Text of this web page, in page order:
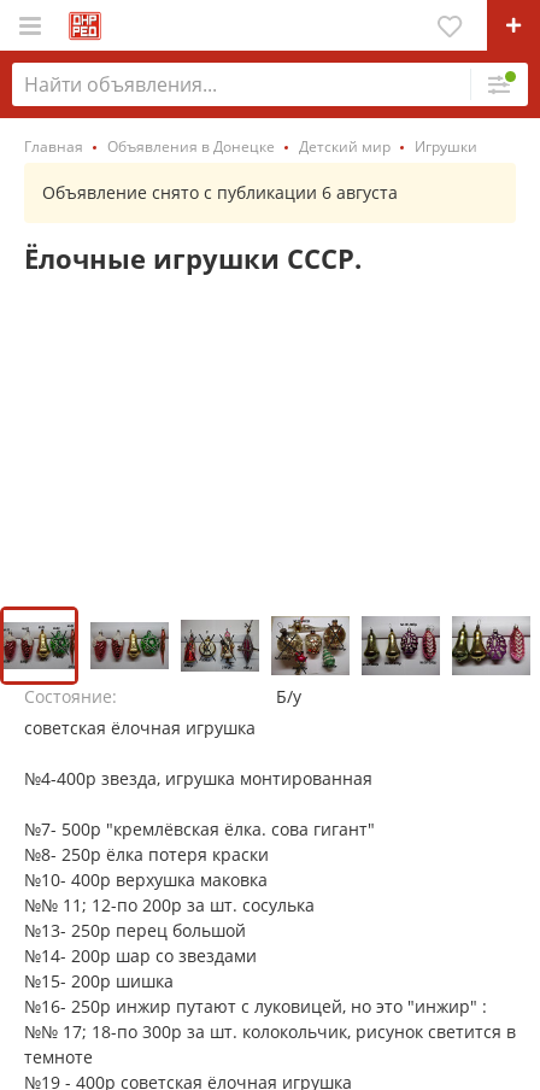
Главная Объявления в Донецке Детский мир Игрушки
Объявление снято с публикации 6 августа
Ёлочные игрушки СССР.
Состояние:
Б/у
советская ёлочная игрушка
№4-400р звезда, игрушка монтированная
№7- 500р "кремлёвская ёлка. сова гигант"
№8- 250р ёлка потеря краски
№10- 400р верхушка маковка
№№ 11; 12-по 200р за шт. сосулька
№13- 250р перец большой
№14- 200р шар со звездами
№15- 200р шишка
№16- 250р инжир путают с луковицей, но это "инжир" :
№№ 17; 18-по 300р за шт. колокольчик, рисунок светится в
темноте
№19 - 400р советская ёлочная игрушка